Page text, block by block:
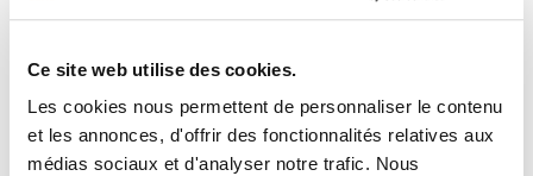
Ce site web utilise des cookies.
Les cookies nous permettent de personnaliser le contenu
et les annonces, d'offrir des fonctionnalités relatives aux
médias sociaux et d'analyser notre trafic. Nous
Urogenital cancers
prostate